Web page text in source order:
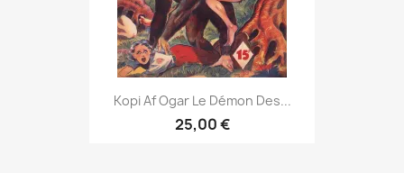
Kopi Af Ogar Le Démon Des...
25,00 €